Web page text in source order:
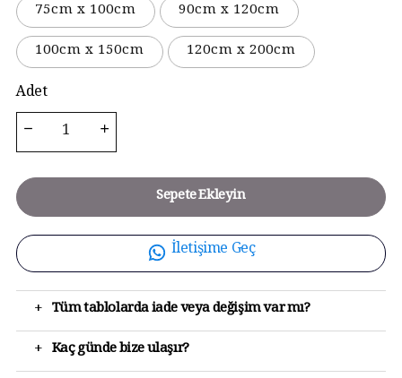
75cm x 100cm
90cm x 120cm
100cm x 150cm
120cm x 200cm
Adet
Sepete Ekleyin
İletişime Geç
+ Tüm tablolarda iade veya değişim var mı?
+ Kaç günde bize ulaşır?